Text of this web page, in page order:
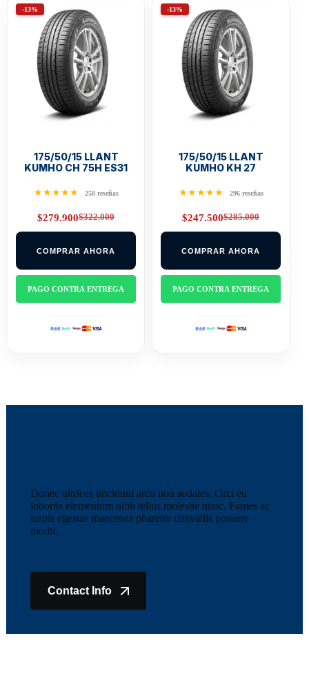
-13%
175/50/15 LLANT
KUMHO CH 75H ES31
★★★★★ 258 reseñas
$322.000
Original
price
$322.000.
$279.900Current
price
$279.900.
COMPRAR AHORA
PAGO CONTRA ENTREGA
-13%
175/50/15 LLANT
KUMHO KH 27
★★★★★ 296 reseñas
$285.000
Original
price
$285.000.
$247.500Current
price
$247.500.
COMPRAR AHORA
PAGO CONTRA ENTREGA
Donec ultrices tincidunt arcu non sodales. Orci eu
lobortis elementum nibh tellus molestie nunc. Fames ac
turpis egestas maecenas pharetra convallis posuere
morbi.
Contact Info